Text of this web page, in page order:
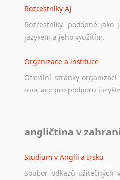
Rozcestníky AJ
Rozcestníky, podobné jako
jazykem a jeho využitím.
Organizace a instituce
Oficiální stránky organizací
asociace pro podporu
Ať už se jedná o česká
angličtina v
Studium v Anglii a Irsku
Soubor odkazů užitečných